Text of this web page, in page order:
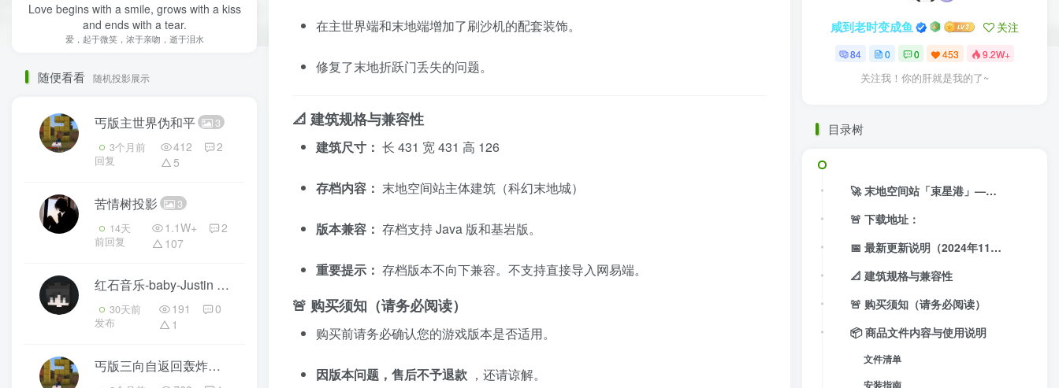
Love begins with a smile, grows with a kiss
and ends with a tear.
爱，起于微笑，浓于亲吻，逝于泪水
随便看看 随机投影展示
丐版主世界伪和平 3
3个月前
回复
412
2
5
苦情树投影 3
14天
前回复
1.1W+
2
107
红石音乐-baby-Justin Bieber
30天前
发布
191
0
1
丐版三向自返回轰炸机（火弦月的）
在主世界端和末地端增加了刷沙机的配套装饰。
修复了末地折跃门丢失的问题。
📐 建筑规格与兼容性
建筑尺寸： 长 431 宽 431 高 126
存档内容： 末地空间站主体建筑（科幻末地城）
版本兼容： 存档支持 Java 版和基岩版。
重要提示： 存档版本不向下兼容。不支持直接导入网易端。
🚨 购买须知（请务必阅读）
购买前请务必确认您的游戏版本是否适用。
因版本问题，售后不予退款 ，还请谅解。
咸到老时变成鱼 关注
84 0 0 453 9.2W+
关注我！你的肝就是我的了~
目录树
🚀 末地空间站「束星港」——大型科幻末地城
🚨 下载地址：
📅 最新更新说明（2024年11月8日）
📐 建筑规格与兼容性
🚨 购买须知（请务必阅读）
📦 商品文件内容与使用说明
文件清单